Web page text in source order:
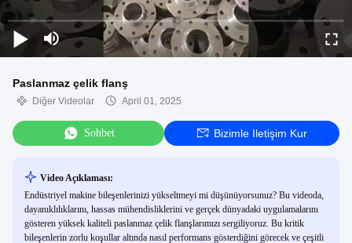
Paslanmaz çelik flanş
Diğer Videolar April 01, 2025
Sohbet Bizimle Iletişim Kur
Video Açıklaması:
Endüstriyel makine bileşenlerinizi yükseltmeyi mi düşünüyorsunuz? Bu videoda,
dayanıklılıklarını, hassas mühendisliklerini ve gerçek dünyadaki uygulamalarını
gösteren yüksek kaliteli paslanmaz çelik flanşlarımızı sergiliyoruz. Bu kritik
bileşenlerin zorlu koşullar altında nasıl performans gösterdiğini görecek ve çeşitli